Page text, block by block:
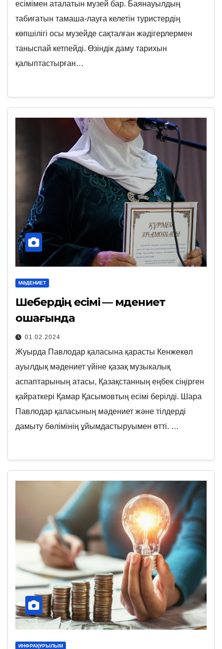
есімімен аталатын музей бар. Баянауылдың
табиғатын тамаша-лауға келетін туристердің
көпшілігі осы музейде сақталған жәдігерлермен
таныспай кетпейді. Өзіндік даму тарихын
қалыптастырған…
МӘДЕНИЕТ
Шебердің есімі — мәдениет
ошағында
01.02.2024
Жуырда Павлодар қаласына қарасты Кенжекөл
ауылдық мәдениет үйіне қазақ музыкалық
аспаптарының атасы, Қазақстанның еңбек сіңірген
қайраткері Қамар Қасымовтың есімі берілді. Шара
Павлодар қаласының мәдениет және тілдерді
дамыту бөлімінің ұйымдастыруымен өтті. …
ИНФРАҚҰРЫЛЫМ